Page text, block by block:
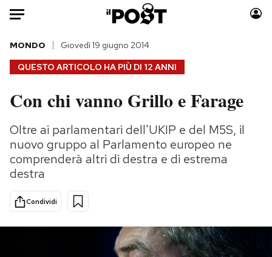
Auto
HOME
Italia
Politica
Tecnologia
Internet
Scienza
Cultura
Economia
Moda
Consumismi
Storie/Idee
Altrecose
Mondiali calcio 2026
QUESTO ARTICOLO HA PIÙ DI 12 ANNI
MONDO Giovedì 19 giugno 2014
Con chi vanno Grillo e Farage
Oltre ai parlamentari dell'UKIP e del M5S, il
nuovo gruppo al Parlamento europeo ne
comprenderà altri di destra e di estrema
destra
Condividi